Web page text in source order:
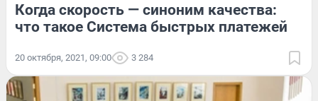
Когда скорость — синоним качества:
что такое Система быстрых платежей
20 октября, 2021, 09:00 3 284